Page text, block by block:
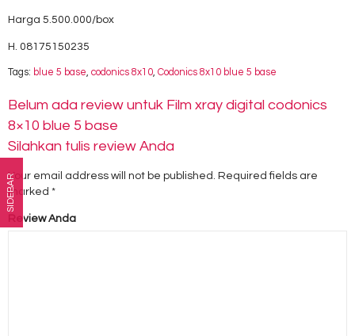
Harga 5.500.000/box
H. 08175150235
Tags: blue 5 base, codonics 8x10, Codonics 8x10 blue 5 base
Belum ada review untuk Film xray digital codonics
8×10 blue 5 base
Silahkan tulis review Anda
Your email address will not be published. Required fields are
marked *
Review Anda
SIDEBAR